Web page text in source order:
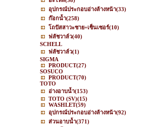
อุปกรณ์ประกอบอ่างล้างหน้า(33)
ก๊อกน้ำ(258)
โถปัสสาวะชาย+เซ็นเซอร์(10)
ฟลัชวาล์ว(40)
SCHELL
ฟลัชวาล์ว(1)
SIGMA
PRODUCT(27)
SOSUCO
PRODUCT(70)
TOTO
อ่างอาบน้ำ(153)
TOTO (SV)(15)
WASHLET(59)
อุปกรณ์ประกอบอ่างล้างหน้า(92)
ส่วนอาบน้ำ(371)